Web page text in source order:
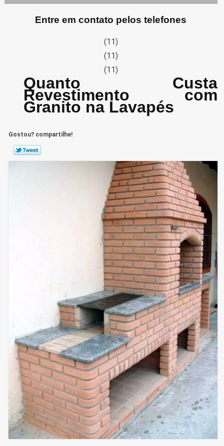
Entre em contato pelos telefones
(11)
(11)
(11)
Quanto Custa
Revestimento com
Granito na Lavapés
Gostou? compartilhe!